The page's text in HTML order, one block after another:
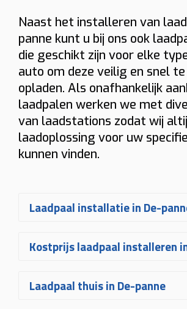
Naast het installeren van
panne kunt u bij ons ook
die geschikt zijn voor elke
auto om deze veilig en snel te
opladen. Als onafhankelijk
laadpalen werken we met
van laadstations zodat wij
laadoplossing voor uw
kunnen vinden.
Laadpaal installatie in De-
Een
laadpaal laten
panne gebeurt bij Plugnet
snel een vrijblijvendeofferte
Kostprijs laadpaal installeren
De
prijs voor een laadpaal
installeren in De-panne
Laadpaal thuis in De-panne